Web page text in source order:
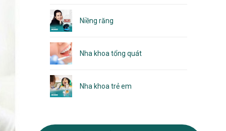
Niềng răng
Nha khoa tổng quát
Nha khoa trẻ em